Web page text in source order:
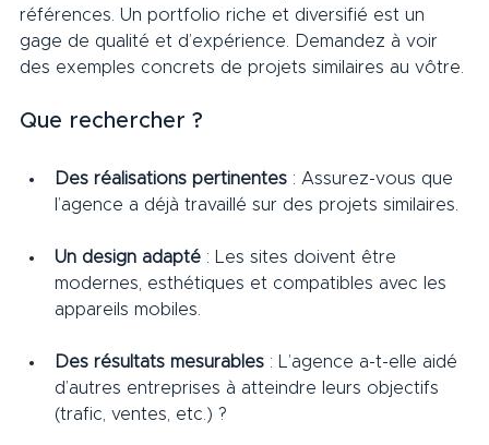
références. Un portfolio riche et diversifié est un
gage de qualité et d’expérience. Demandez à voir
des exemples concrets de projets similaires au vôtre.
Que rechercher ?
Des réalisations pertinentes : Assurez-vous que
l’agence a déjà travaillé sur des projets similaires.
Un design adapté : Les sites doivent être
modernes, esthétiques et compatibles avec les
appareils mobiles.
Des résultats mesurables : L’agence a-t-elle aidé
d’autres entreprises à atteindre leurs objectifs
(trafic, ventes, etc.) ?